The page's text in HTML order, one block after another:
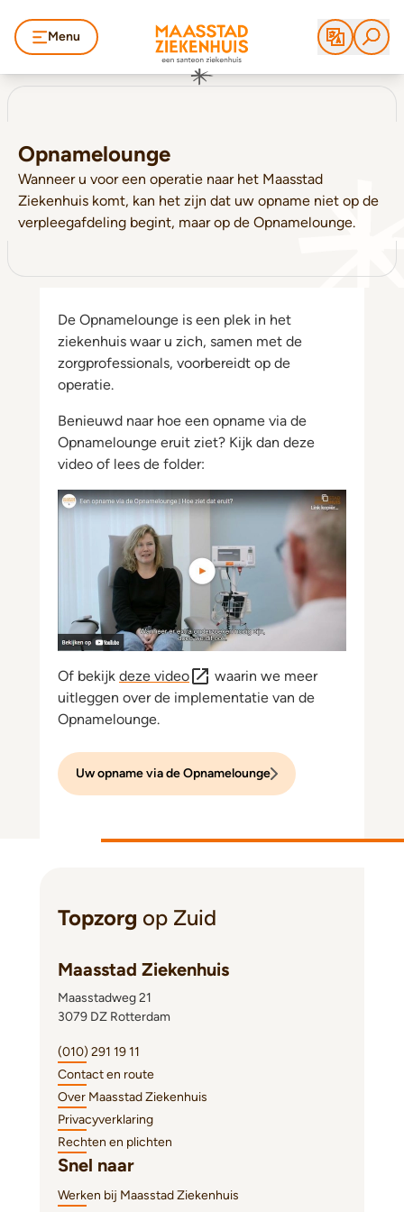
Menu
Opnamelounge
Wanneer u voor een operatie naar het Maasstad
Ziekenhuis komt, kan het zijn dat uw opname niet op de
verpleegafdeling begint, maar op de Opnamelounge.
De Opnamelounge is een plek in het
ziekenhuis waar u zich, samen met de
zorgprofessionals, voorbereidt op de
operatie.
Benieuwd naar hoe een opname via de
Opnamelounge eruit ziet? Kijk dan deze
video of lees de folder:
Of bekijk deze video
waarin we meer
uitleggen over de implementatie van de
Opnamelounge.
Uw opname via de Opnamelounge
Topzorg op Zuid
Maasstad Ziekenhuis
Maasstadweg 21
3079 DZ Rotterdam
(010) 291 19 11
Contact en route
Over Maasstad Ziekenhuis
Privacyverklaring
Rechten en plichten
Snel naar
Werken bij Maasstad Ziekenhuis